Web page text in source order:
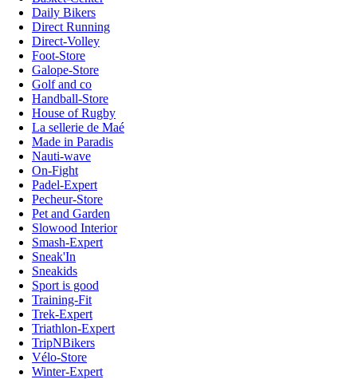
Daily Bikers
Direct Running
Direct-Volley
Foot-Store
Galope-Store
Golf and co
Handball-Store
House of Rugby
La sellerie de Maé
Made in Paradis
Nauti-wave
On-Fight
Padel-Expert
Pecheur-Store
Pet and Garden
Slowood Interior
Smash-Expert
Sneak'In
Sneakids
Sport is good
Training-Fit
Trek-Expert
Triathlon-Expert
TripNBikers
Vélo-Store
Winter-Expert